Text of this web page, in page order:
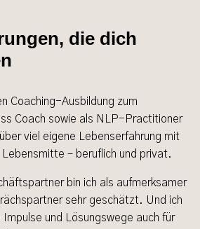
die dich
Coaching-Ausbildung zum
Coach sowie als NLP-Practitioner
viel eigene Lebenserfahrung mit
Lebensmitte – beruflich und privat.
bin ich als aufmerksamer
sehr geschätzt. Und ich
und Lösungswege auch für